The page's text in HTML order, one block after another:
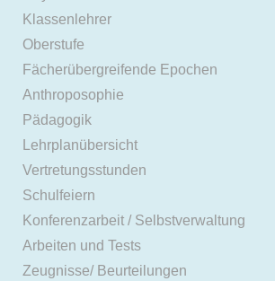
Klassenlehrer
Oberstufe
Fächerübergreifende Epochen
Anthroposophie
Pädagogik
Lehrplanübersicht
Vertretungsstunden
Schulfeiern
Konferenzarbeit / Selbstverwaltung
Arbeiten und Tests
Zeugnisse/ Beurteilungen